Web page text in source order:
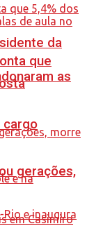
da
cargo
que
as
gerações,